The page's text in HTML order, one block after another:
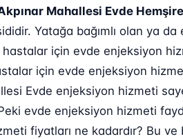
Mahallesi Evde
Yatağa bağımlı olan ya
için evde enjeksiyon
için evde enjeksiyon
Evde enjeksiyon hizmeti
evde enjeksiyon hizmeti
fiyatları ne kadardır? Bu